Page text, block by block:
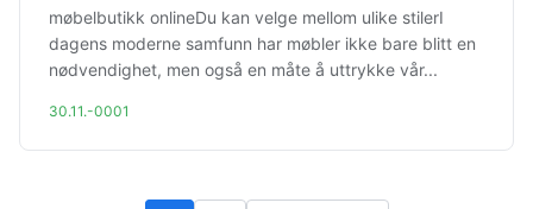
møbelbutikk onlineDu kan velge mellom ulike stilerI
dagens moderne samfunn har møbler ikke bare blitt en
nødvendighet, men også en måte å uttrykke vår...
30.11.-0001